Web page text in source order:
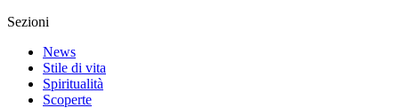
Sezioni
News
Stile di vita
Spiritualità
Scoperte